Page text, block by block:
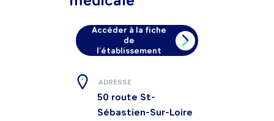
Accéder à la fiche
de
l'établissement
ADRESSE
50 route St-
Sébastien-Sur-Loire